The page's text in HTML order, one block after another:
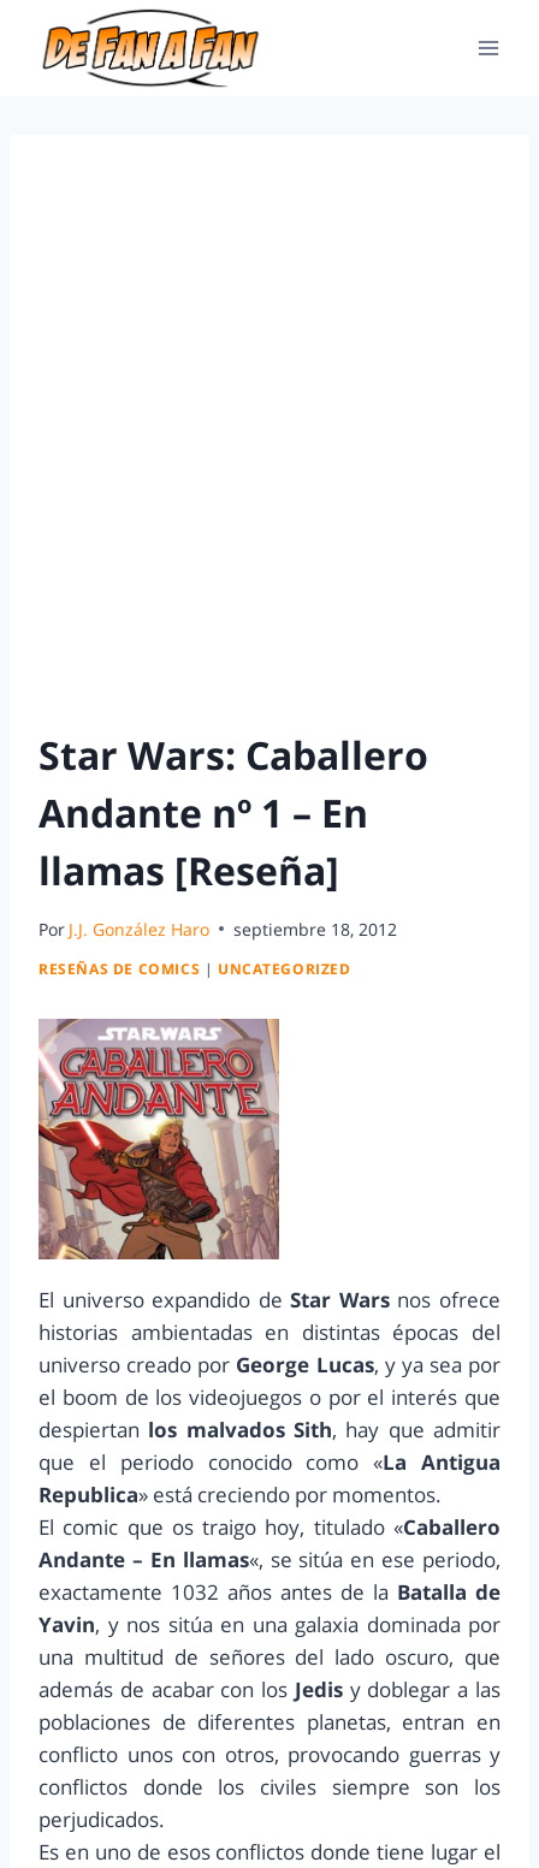
Star Wars: Caballero
Andante nº 1 – En
llamas [Reseña]
Por J.J. González Haro septiembre 18, 2012
RESEÑAS DE COMICS | UNCATEGORIZED
El universo expandido deStar Warsnos ofrece
historias ambientadas en distintas épocas del
universo creado por George Lucas, y ya sea por
el boom de los videojuegos o por el interés que
despiertan los malvados Sith, hay que admitir
que el periodo conocido como «La Antigua
Republica» está creciendo por momentos.
El comic que os traigo hoy, titulado «Caballero
Andante – En llamas«, se sitúa en ese periodo,
exactamente 1032 años antes de la Batalla de
Yavin, y nos sitúa en una galaxia dominada por
una multitud de señores del lado oscuro, que
además de acabar con los Jedisy doblegar a las
poblaciones de diferentes planetas, entran en
conflicto unos con otros, provocando guerras y
conflictos donde los civiles siempre son los
perjudicados.
Es en uno de esos conflictos donde tiene lugar el